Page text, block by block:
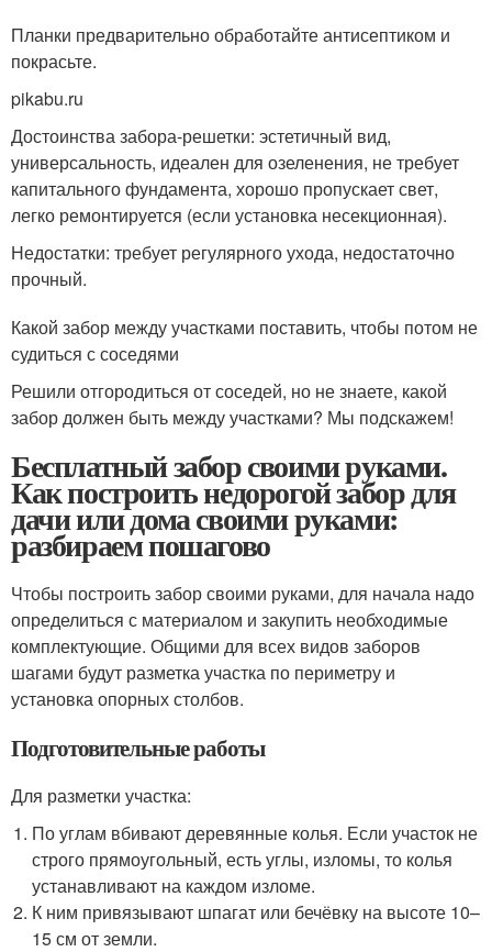
Планки предварительно обработайте антисептиком и
покрасьте.
pikabu.ru
Достоинства забора-решетки: эстетичный вид,
универсальность, идеален для озеленения, не требует
капитального фундамента, хорошо пропускает свет,
легко ремонтируется (если установка несекционная).
Недостатки: требует регулярного ухода, недостаточно
прочный.
Какой забор между участками поставить, чтобы потом не
судиться с соседями
Решили отгородиться от соседей, но не знаете, какой
забор должен быть между участками? Мы подскажем!
Бесплатный забор своими руками.
Как построить недорогой забор для
дачи или дома своими руками:
разбираем пошагово
Чтобы построить забор своими руками, для начала надо
определиться с материалом и закупить необходимые
комплектующие. Общими для всех видов заборов
шагами будут разметка участка по периметру и
установка опорных столбов.
Подготовительные работы
Для разметки участка:
По углам вбивают деревянные колья. Если участок не
строго прямоугольный, есть углы, изломы, то колья
устанавливают на каждом изломе.
К ним привязывают шпагат или бечёвку на высоте 10–
15 см от земли.